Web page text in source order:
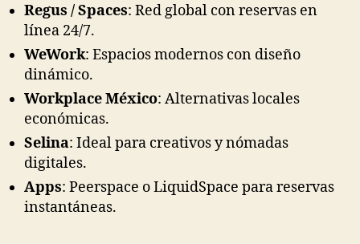
Regus / Spaces: Red global con reservas en
línea 24/7.
WeWork: Espacios modernos con diseño
dinámico.
Workplace México: Alternativas locales
económicas.
Selina: Ideal para creativos y nómadas
digitales.
Apps: Peerspace o LiquidSpace para reservas
instantáneas.